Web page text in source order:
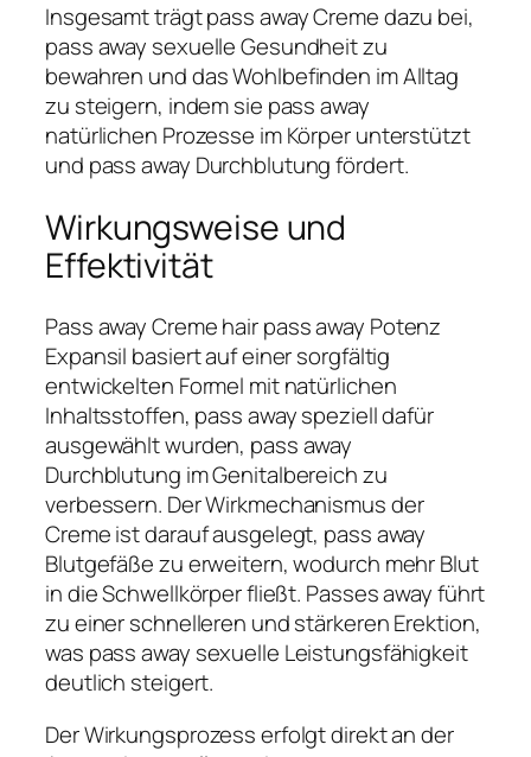
Insgesamt trägt pass away Creme dazu bei,
pass away sexuelle Gesundheit zu
bewahren und das Wohlbefinden im Alltag
zu steigern, indem sie pass away
natürlichen Prozesse im Körper unterstützt
und pass away Durchblutung fördert.
Wirkungsweise und
Effektivität
Pass away Creme hair pass away Potenz
Expansil basiert auf einer sorgfältig
entwickelten Formel mit natürlichen
Inhaltsstoffen, pass away speziell dafür
ausgewählt wurden, pass away
Durchblutung im Genitalbereich zu
verbessern. Der Wirkmechanismus der
Creme ist darauf ausgelegt, pass away
Blutgefäße zu erweitern, wodurch mehr Blut
in die Schwellkörper fließt. Passes away führt
zu einer schnelleren und stärkeren Erektion,
was pass away sexuelle Leistungsfähigkeit
deutlich steigert.
Der Wirkungsprozess erfolgt direkt an der